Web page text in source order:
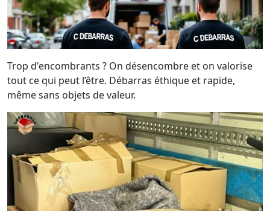
Trop d'encombrants ? On désencombre et on valorise
tout ce qui peut l’être. Débarras éthique et rapide,
même sans objets de valeur.